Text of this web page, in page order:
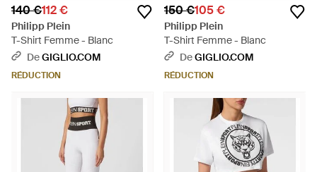
140 €112 €
Philipp Plein
T-Shirt Femme - Blanc
DeGIGLIO.COM
RÉDUCTION
150 €105 €
Philipp Plein
T-Shirt Femme - Blanc
DeGIGLIO.COM
RÉDUCTION